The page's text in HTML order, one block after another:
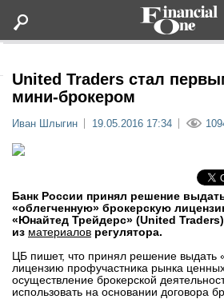
Статьи
Lifestyle
Новости
United Traders стал
мини-брокером
Иван Шлыгин 19.05.2016 17:34
Банк России принял решение
«облегченную» брокерскую
«Юнайтед Трейдерс» (United
из материалов регулятора.
ЦБ пишет, что принял решение выдать
лицензию профучастника рынка
осуществление брокерской
использовать на основании договора